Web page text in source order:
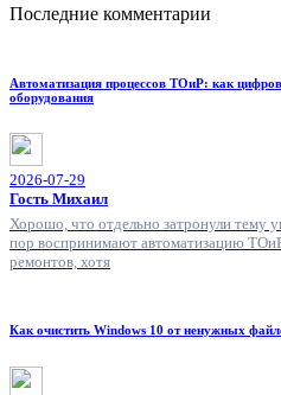
Последние комментарии
Автоматизация процессов ТОиР: как
оборудования
2026-07-29
Гость Михаил
Хорошо, что отдельно затронули тему
пор воспринимают автоматизацию
ремонтов, хотя
Как очистить Windows 10 от ненужных